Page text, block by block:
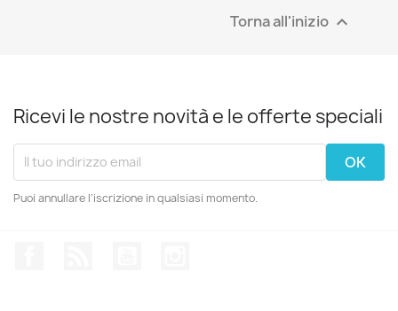
Torna all'inizio 
Ricevi le nostre novità e le offerte speciali
Puoi annullare l'iscrizione in qualsiasi momento.